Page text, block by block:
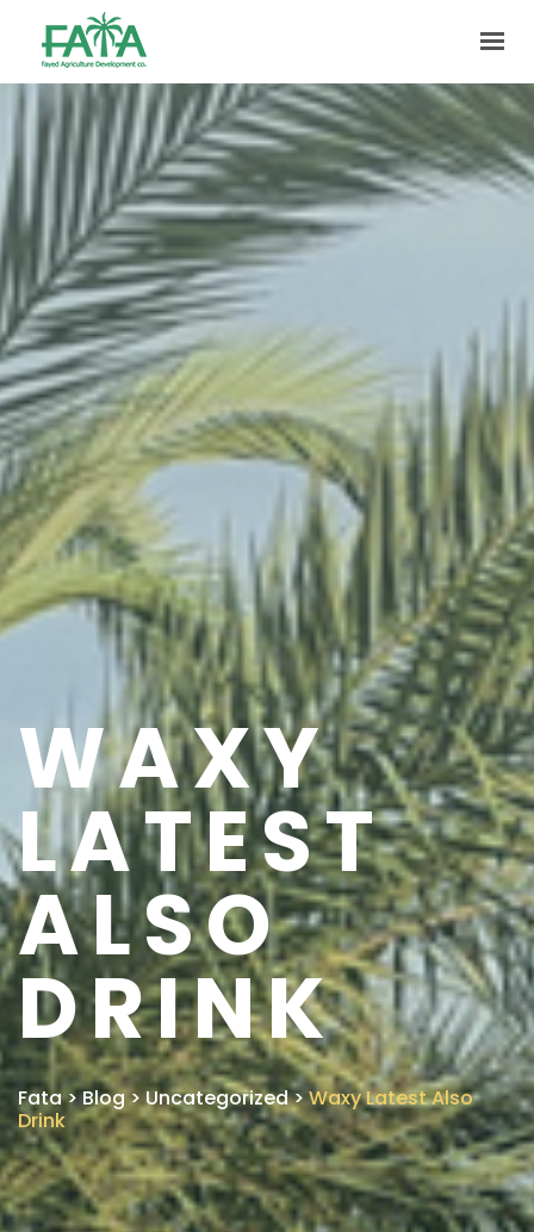
HOME
ABOUT US
PRODUCTION
FACILITIES
MARKETING
QUALITY
CONTACT US
GET IN TOUCH
WAXY
LATEST
ALSO
DRINK
Fata>Blog>Uncategorized>Waxy Latest Also
Drink